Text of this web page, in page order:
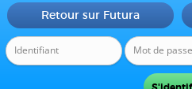
Retour sur Futura